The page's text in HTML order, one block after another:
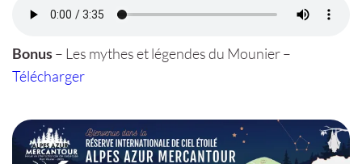
Bonus– Les mythes et légendes du Mounier –
Télécharger